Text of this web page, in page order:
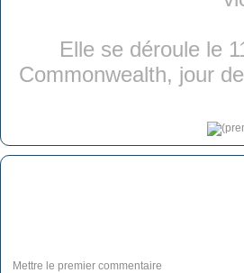
Elle se déroule le
Commonwealth, jour
Mettre le premier commentaire